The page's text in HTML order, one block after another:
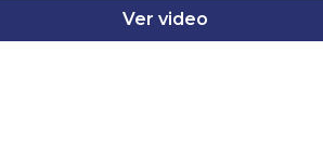
Ver video